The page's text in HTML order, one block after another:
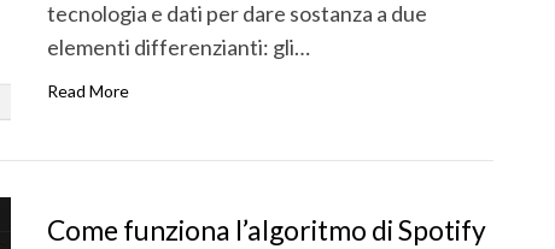
tecnologia e dati per dare sostanza a due
elementi differenzianti: gli…
Read More
Come funziona l’algoritmo di Spotify